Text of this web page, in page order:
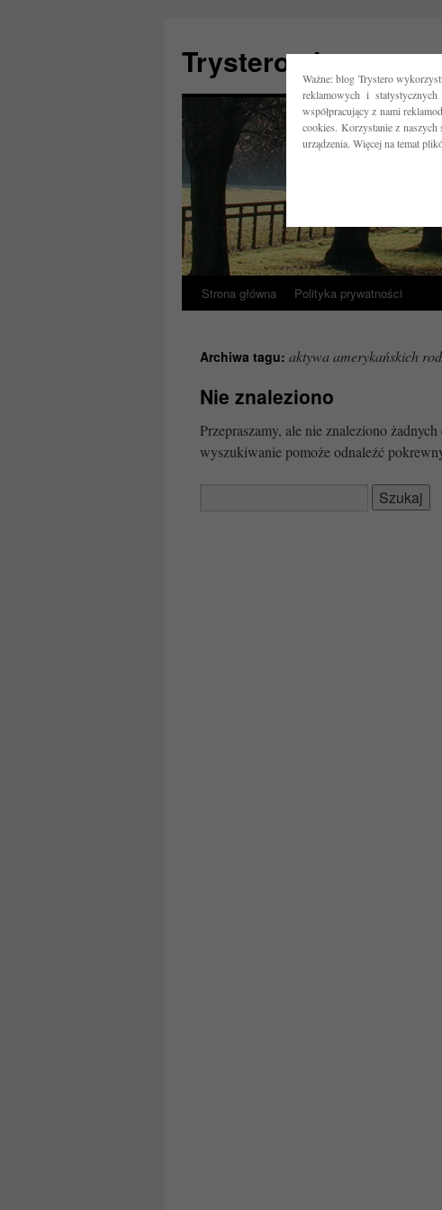
Ważne: blog Trystero
reklamowych i
współpracujący z nami
cookies. Korzystanie z naszych
urządzenia. Więcej na temat
Trystero.pl
Przejdź
treści
Strona główna Polityka prywatności
Archiwa tagu: aktywa amerykańskich
Nie znaleziono
Przepraszamy, ale nie znaleziono
wyszukiwanie pomoże odnaleźć